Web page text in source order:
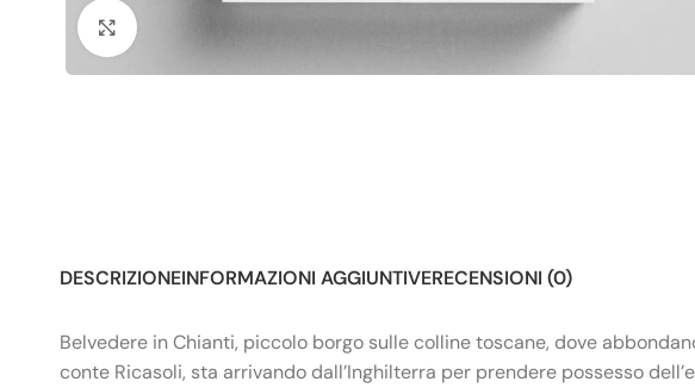
DESCRIZIONEINFORMAZIONI AGGIUNTIVERECENSIONI (0)
Belvedere in Chianti, piccolo borgo sulle colline toscane, dove
conte Ricasoli, sta arrivando dall’Inghilterra per prendere possesso